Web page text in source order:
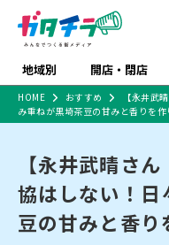
地域別 開店・閉店
新潟市
中越
開店
リニューアル・移転
ラーメン
和食
体験・販売
趣味・展示会
施設・ショップ
食品メーカー・県
特売セール
特集・まとめ記事
食品スーパー・コ
ショッピングモール
大型施設
HOME おすすめ
【永井武
み重ねが黒埼茶豆の甘みと香りを作
【永井武晴さ
協はしない！日
豆の甘みと香り